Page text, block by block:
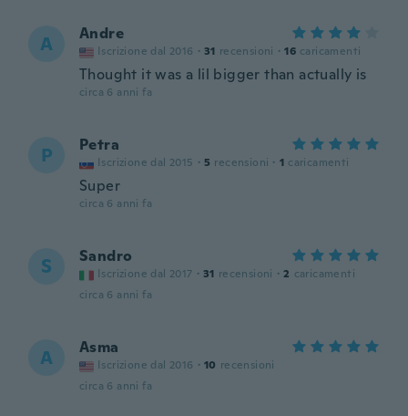
A Andre
Iscrizione dal 2016 · 31 recensioni · 16 caricamenti
Thought it was a lil bigger than actually is
circa 6 anni fa
P Petra
Iscrizione dal 2015 · 5 recensioni · 1 caricamenti
Super
circa 6 anni fa
S Sandro
Iscrizione dal 2017 · 31 recensioni · 2 caricamenti
circa 6 anni fa
A Asma
Iscrizione dal 2016 · 10 recensioni
circa 6 anni fa